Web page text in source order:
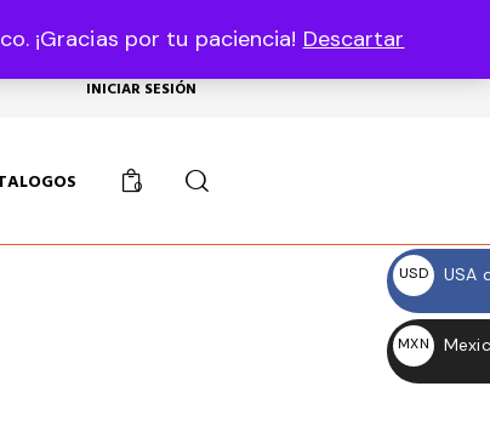
¡Gracias por tu paciencia! Descartar
USD, $
INICIAR SESIÓN
0
USD
USA
MXN